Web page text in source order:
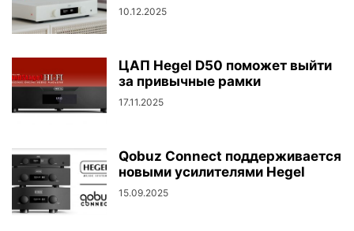
10.12.2025
ЦАП Hegel D50 поможет выйти
за привычные рамки
17.11.2025
Qobuz Connect поддерживается
новыми усилителями Hegel
15.09.2025